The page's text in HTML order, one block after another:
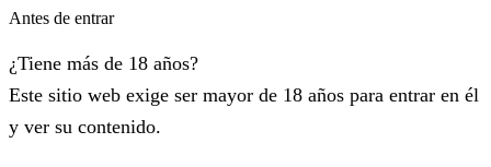
Antes de entrar
¿Tiene más de 18 años?
Este sitio web exige ser mayor de 18 años para entrar en él
y ver su contenido.